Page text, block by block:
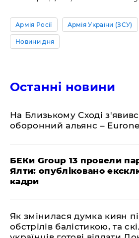
Армія Росії Армія України (ЗСУ)
Новини дня
Останні новини
На Близькому Сході
оборонний альянс –
БЕКи Group 13 провели
Ялти: опубліковано
кадри
Як змінилася думка киян
обстрілів балістикою, та